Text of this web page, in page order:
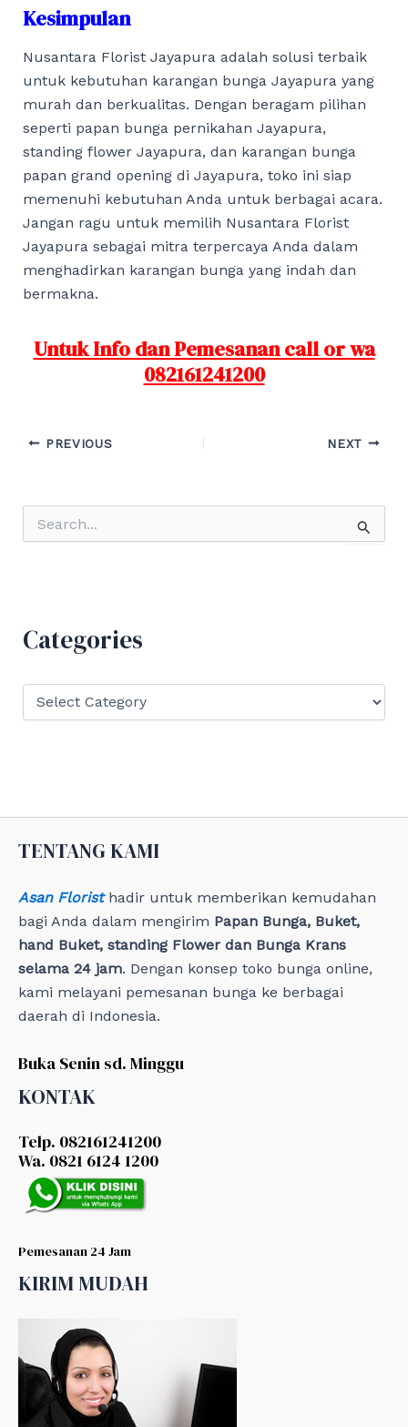
Kesimpulan
Nusantara Florist Jayapura adalah solusi terbaik
untuk kebutuhan karangan bunga Jayapura yang
murah dan berkualitas. Dengan beragam pilihan
seperti papan bunga pernikahan Jayapura,
standing flower Jayapura, dan karangan bunga
papan grand opening di Jayapura, toko ini siap
memenuhi kebutuhan Anda untuk berbagai acara.
Jangan ragu untuk memilih Nusantara Florist
Jayapura sebagai mitra terpercaya Anda dalam
menghadirkan karangan bunga yang indah dan
bermakna.
Untuk Info dan Pemesanan call or wa
082161241200
Post
PREVIOUS NEXT
o
Categories
i
s
TENTANG KAMI
Asan Floristhadir untuk memberikan kemudahan
bagi Anda dalam mengirim Papan Bunga, Buket,
hand Buket, standing Flower dan Bunga Krans
selama 24 jam. Dengan konsep toko bunga online,
kami melayani pemesanan bunga ke berbagai
daerah di Indonesia.
Buka Senin sd. Minggu
KONTAK
Telp. 082161241200
Wa. 0821 6124 1200
Pemesanan 24 Jam
KIRIM MUDAH